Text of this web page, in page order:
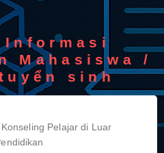
Informasi
Mahasiswa /
sinh
Konseling Pelajar di Luar